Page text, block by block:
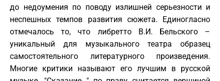
до недоумения по поводу излишней серьезности и
неспешных темпов развития сюжета. Единогласно
отмечалось то, что либретто В.И. Бельского –
уникальный для музыкального театра образец
самостоятельного литературного произведения.
Многие критики называют его лучшим в русской